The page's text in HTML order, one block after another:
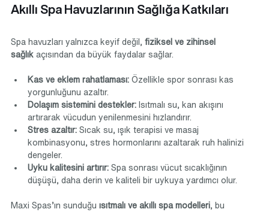
Akıllı Spa Havuzlarının Sağlığa Katkıları
Spa havuzları yalnızca keyif değil, fiziksel ve zihinsel
sağlık açısından da büyük faydalar sağlar.
Kas ve eklem rahatlaması: Özellikle spor sonrası kas
yorgunluğunu azaltır.
Dolaşım sistemini destekler: Isıtmalı su, kan akışını
artırarak vücudun yenilenmesini hızlandırır.
Stres azaltır: Sıcak su, ışık terapisi ve masaj
kombinasyonu, stres hormonlarını azaltarak ruh halinizi
dengeler.
Uyku kalitesini artırır: Spa sonrası vücut sıcaklığının
düşüşü, daha derin ve kaliteli bir uykuya yardımcı olur.
Maxi Spas’ın sunduğu ısıtmalı ve akıllı spa modelleri, bu